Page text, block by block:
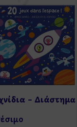
– Διάστημα